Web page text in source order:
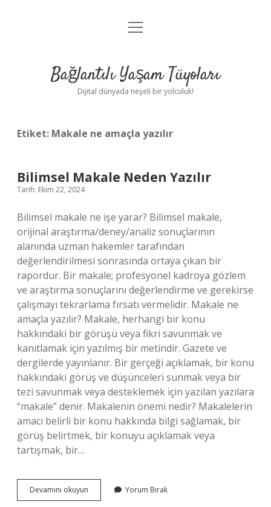
Anasayfa
Yasal Uyarı
menüyü
Bağlantılı Yaşam Tüyoları
Dijital dünyada neşeli bir yolculuk!
Etiket: Makale ne amaçla yazılır
Bilimsel Makale Neden Yazılır
Tarih: Ekim 22, 2024
Bilimsel makale ne işe yarar? Bilimsel makale,
orijinal araştırma/deney/analiz sonuçlarının
alanında uzman hakemler tarafından
değerlendirilmesi sonrasında ortaya çıkan bir
rapordur. Bir makale; profesyonel kadroya gözlem
ve araştırma sonuçlarını değerlendirme ve gerekirse
çalışmayı tekrarlama fırsatı vermelidir. Makale ne
amaçla yazılır? Makale, herhangi bir konu
hakkındaki bir görüşü veya fikri savunmak ve
kanıtlamak için yazılmış bir metindir. Gazete ve
dergilerde yayınlanır. Bir gerçeği açıklamak, bir konu
hakkındaki görüş ve düşünceleri sunmak veya bir
tezi savunmak veya desteklemek için yazılan yazılara
“makale” denir. Makalenin önemi nedir? Makalelerin
amacı belirli bir konu hakkında bilgi sağlamak, bir
görüş belirtmek, bir konuyu açıklamak veya
tartışmak, bir…
Devamını okuyun
Makale
Yorum Bırak